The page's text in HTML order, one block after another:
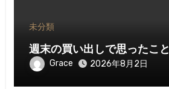
未分類
週末の買い出しで思ったこと
Grace 2026年8月2日